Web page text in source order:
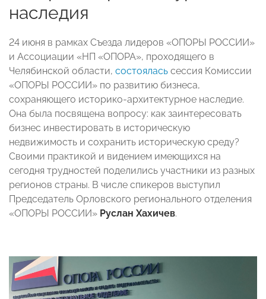
наследия
24 июня в рамках Съезда лидеров «ОПОРЫ РОССИИ»
и Ассоциации «НП «ОПОРА», проходящего в
Челябинской области, состоялась сессия Комиссии
«ОПОРЫ РОССИИ» по развитию бизнеса,
сохраняющего историко-архитектурное наследие.
Она была посвящена вопросу: как заинтересовать
бизнес инвестировать в историческую
недвижимость и сохранить историческую среду?
Своими практикой и видением имеющихся на
сегодня трудностей поделились участники из разных
регионов страны. В числе спикеров выступил
Председатель Орловского регионального отделения
«ОПОРЫ РОССИИ» Руслан Хахичев.